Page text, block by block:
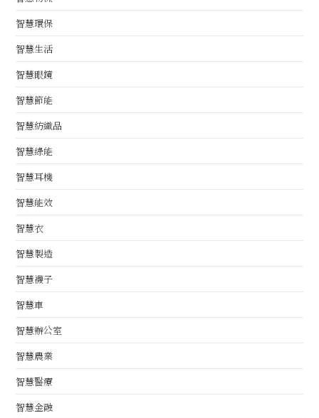
智慧環保
智慧生活
智慧眼鏡
智慧節能
智慧紡織品
智慧綠能
智慧耳機
智慧能效
智慧衣
智慧製造
智慧襪子
智慧車
智慧辦公室
智慧農業
智慧醫療
智慧金融